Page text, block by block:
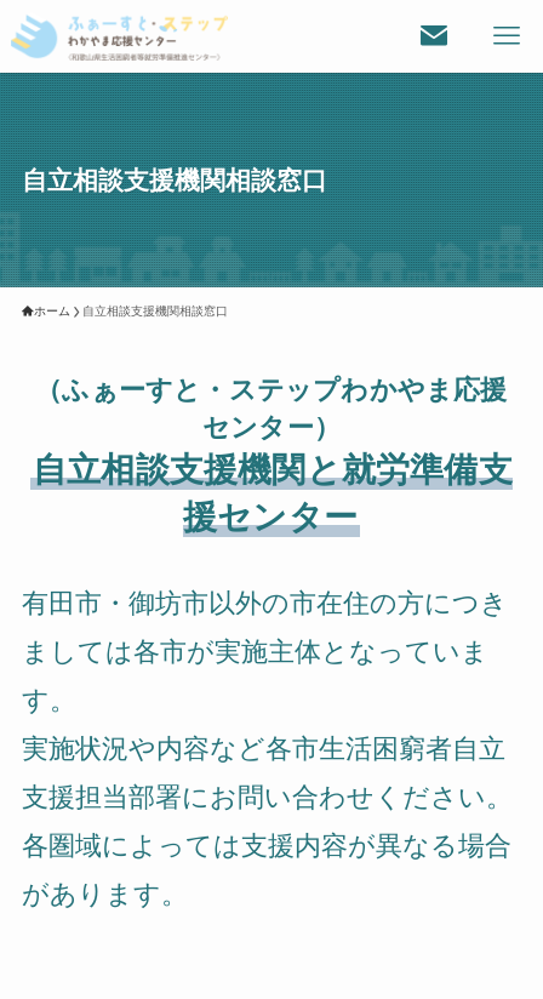
自立相談支援機関相談窓口
ホーム 自立相談支援機関相談窓口
（ふぁーすと・ステップわかやま応援
センター）
自立相談支援機関と就労準備支
援センター
有田市・御坊市以外の市在住の方につき
ましては各市が実施主体となっていま
す。
実施状況や内容など各市生活困窮者自立
支援担当部署にお問い合わせください。
各圏域によっては支援内容が異なる場合
があります。